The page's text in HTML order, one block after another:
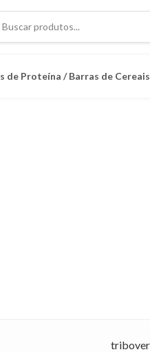
de Proteína / Barras de